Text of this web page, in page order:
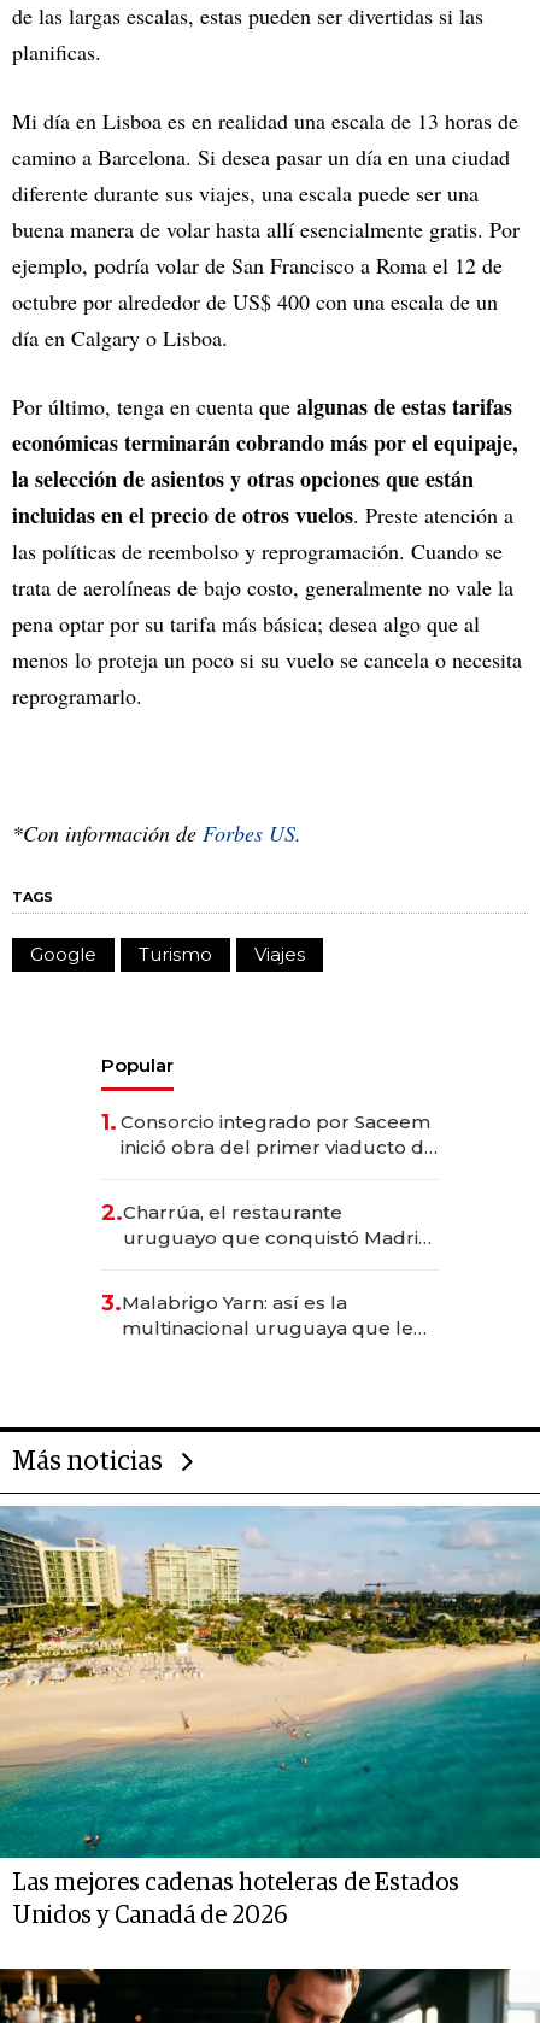
de las largas escalas, estas pueden ser divertidas si las
planificas.
Mi día en Lisboa es en realidad una escala de 13 horas de
camino a Barcelona. Si desea pasar un día en una ciudad
diferente durante sus viajes, una escala puede ser una
buena manera de volar hasta allí esencialmente gratis. Por
ejemplo, podría volar de San Francisco a Roma el 12 de
octubre por alrededor de US$ 400 con una escala de un
día en Calgary o Lisboa.
Por último, tenga en cuenta que algunas de estas tarifas
económicas terminarán cobrando más por el equipaje,
la selección de asientos y otras opciones que están
incluidas en el precio de otros vuelos. Preste atención a
las políticas de reembolso y reprogramación. Cuando se
trata de aerolíneas de bajo costo, generalmente no vale la
pena optar por su tarifa más básica; desea algo que al
menos lo proteja un poco si su vuelo se cancela o necesita
reprogramarlo.
*Con información de Forbes US.
TAGS
Google Turismo Viajes
Popular
1. Consorcio integrado por Saceem
inició obra del primer viaducto de
millones
2.Charrúa, el restaurante
uruguayo que conquistó Madrid:
anticipación y prepara apertura
3.Malabrigo Yarn: así es la
multinacional uruguaya que le
Más noticias
Las mejores cadenas hoteleras de Estados
Unidos y Canadá de 2026